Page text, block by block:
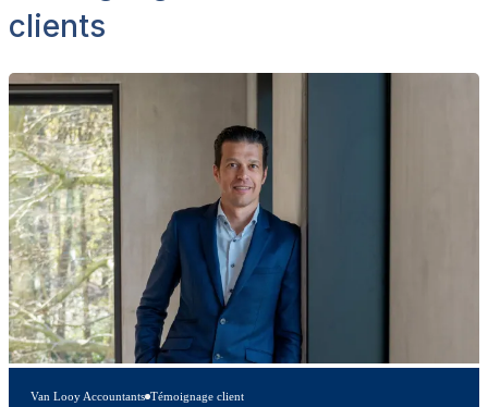
clients
Van Looy Accountants Témoignage client